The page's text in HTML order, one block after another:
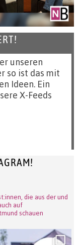
unseren
so ist das mit
Ideen. Ein
X-Feeds
die aus der und
auf
schauen